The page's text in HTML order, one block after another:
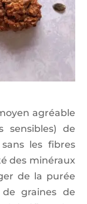
agréable
de
les fibres
des minéraux
de la purée
de graines de